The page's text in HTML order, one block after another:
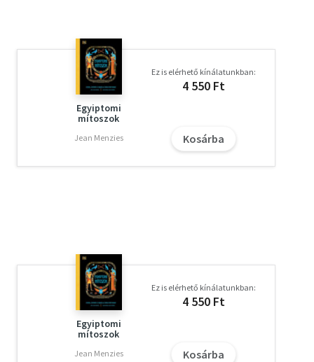
Egyiptomi
mítoszok
Jean Menzies
Ez is elérhető kínálatunkban:
4 550 Ft
Kosárba
Egyiptomi
mítoszok
Jean Menzies
Ez is elérhető kínálatunkban:
4 550 Ft
Kosárba